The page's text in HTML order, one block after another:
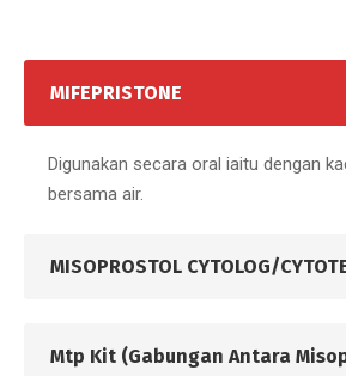
MIFEPRISTONE
Digunakan secara oral iaitu dengan
bersama air.
MISOPROSTOL CYTOLOG/
Mtp Kit (Gabungan Antara